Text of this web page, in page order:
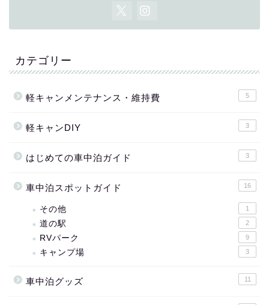
カテゴリー
軽キャンメンテナンス・維持費 5
軽キャンDIY 3
はじめての車中泊ガイド 3
車中泊スポットガイド 16
その他 1
道の駅 2
RVパーク 9
キャンプ場 3
車中泊グッズ 11